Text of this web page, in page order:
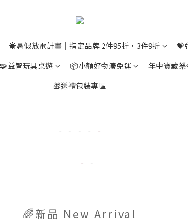
☀️暑假放電計畫｜指定品牌 2件95折・3件9折 💝
🧩益智玩具桌遊 📦小額好物湊免運
年中寶藏
🎁送禮包裝專區
🌈新品 New Arrival